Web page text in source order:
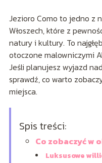
Jezioro Como to jedno z
Włoszech, które z
natury i kultury. To
otoczone malowniczymi
Jeśli planujesz wyjazd
sprawdź, co warto
miejsca.
Spis treści:
Co zobaczyć w
Luksusowe